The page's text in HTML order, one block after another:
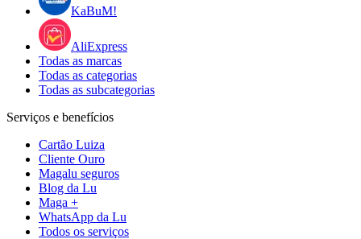
KaBuM!
AliExpress
Todas as marcas
Todas as categorias
Todas as subcategorias
Serviços e benefícios
Cartão Luiza
Cliente Ouro
Magalu seguros
Blog da Lu
Maga +
WhatsApp da Lu
Todos os serviços